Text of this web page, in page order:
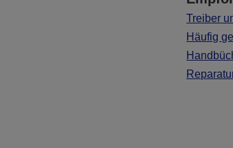
Treiber
Häufig